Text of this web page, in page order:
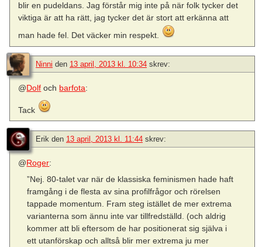
blir en pudeldans. Jag förstår mig inte på när folk tycker det
viktiga är att ha rätt, jag tycker det är stort att erkänna att
man hade fel. Det väcker min respekt.
Ninni den 13 april, 2013 kl. 10:34 skrev:
@Dolf och barfota:
Tack
Erik den 13 april, 2013 kl. 11:44 skrev:
@Roger:
”Nej. 80-talet var när de klassiska feminismen hade haft
framgång i de flesta av sina profilfrågor och rörelsen
tappade momentum. Fram steg istället de mer extrema
varianterna som ännu inte var tillfredställd. (och aldrig
kommer att bli eftersom de har positionerat sig själva i
ett utanförskap och alltså blir mer extrema ju mer